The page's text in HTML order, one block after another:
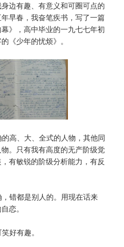
边有趣、有意义和可圈可点的
早春，我奋笔疾书，写了一篇
》，高中毕业的一九七七年初
《少年的忧烦》。
高、大、全式的人物，其他同
。只有我有高度的无产阶级觉
有敏锐的阶级分析能力，有反
错都是别人的。用现在话来
恋。
好有趣。